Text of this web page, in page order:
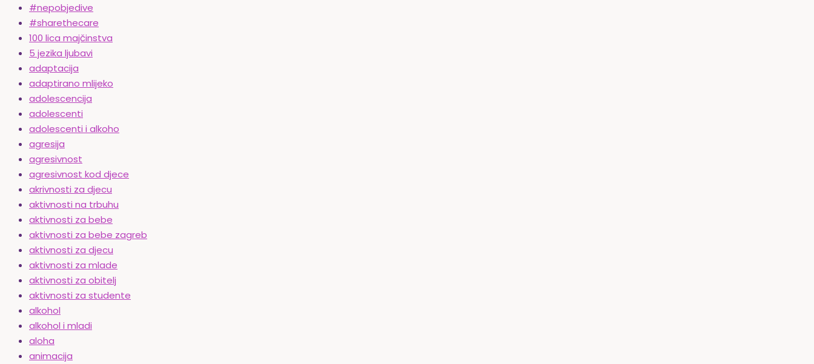
#nepobjedive
#sharethecare
100 lica majčinstva
5 jezika ljubavi
adaptacija
adaptirano mlijeko
adolescencija
adolescenti
adolescenti i alkoho
agresija
agresivnost
agresivnost kod djece
akrivnosti za djecu
aktivnosti na trbuhu
aktivnosti za bebe
aktivnosti za bebe zagreb
aktivnosti za djecu
aktivnosti za mlade
aktivnosti za obitelj
aktivnosti za studente
alkohol
alkohol i mladi
aloha
animacija